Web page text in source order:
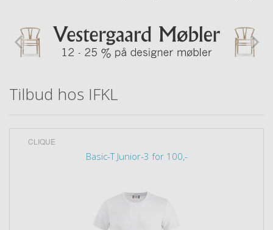
Tilbud hos IFKL
CLIQUE
Basic-T Junior-3 for 100,-